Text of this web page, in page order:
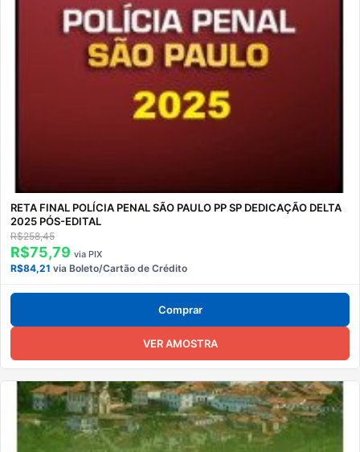
RETA FINAL POLÍCIA PENAL SÃO PAULO PP SP DEDICAÇÃO DELTA
2025 PÓS-EDITAL
R$258,45
R$75,79 via PIX
R$84,21 via Boleto/Cartão de Crédito
Comprar
VER AMOSTRA